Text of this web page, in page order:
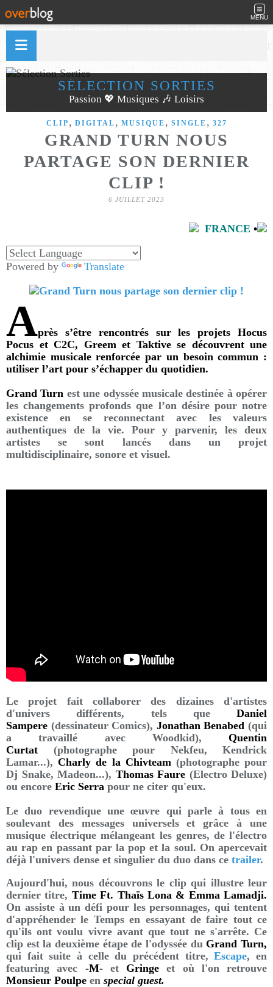
MENU
SÉLECTION SORTIES
Passion 💖 Musiques 🎶 Loisirs
CLIP , DIGITAL , MUSIQUE , SINGLE , 327
GRAND TURN NOUS
PARTAGE SON DERNIER
CLIP !
6 JUILLET 2023
FRANCE •
Powered by Translate
Après s’être rencontrés sur les projets Hocus
Pocus et C2C, Greem et Taktive se découvrent une
alchimie musicale renforcée par un besoin commun :
utiliser l’art pour s’échapper du quotidien.
Grand Turn est une odyssée musicale destinée à opérer
les changements profonds que l’on désire pour notre
existence en se reconnectant avec les valeurs
authentiques de la vie. Pour y parvenir, les deux
artistes se sont lancés dans un projet
multidisciplinaire, sonore et visuel.
Le projet fait collaborer des dizaines d'artistes
d'univers différents, tels queDaniel
Sampere (dessinateur Comics), Jonathan Benabed (qui
a travaillé avec Woodkid), Quentin
Curtat (photographe pour Nekfeu, Kendrick
Lamar...),Charly de la Chivteam(photographe pour
Dj Snake, Madeon...), Thomas Faure (Electro Deluxe)
ou encore Eric Serra pour ne citer qu'eux.
Le duo revendique une œuvre qui parle à tous en
soulevant des messages universels et grâce à une
musique électrique mélangeant les genres, de l'électro
au rap en passant par la pop et la soul. On apercevait
déjà l'univers dense et singulier du duo dans ce trailer.
Aujourd'hui, nous découvrons le clip qui illustre leur
dernier titre, Time Ft. Thaïs Lona & Emma Lamadji.
On assiste à un défi pour les personnages, qui tentent
d'appréhender le Temps en essayant de faire tout ce
qu'ils ont voulu vivre avant que tout ne s'arrête. Ce
clip est la deuxième étape de l'odyssée du Grand Turn,
qui fait suite à celle du précédent titre,Escape, en
featuring avec -M-et Gringe et où l'on retrouve
Monsieur Poulpe en special guest.